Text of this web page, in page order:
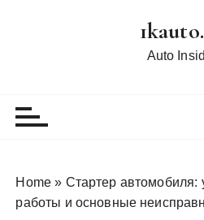
Auto
Home » Стартер автомобиля:
работы и основные